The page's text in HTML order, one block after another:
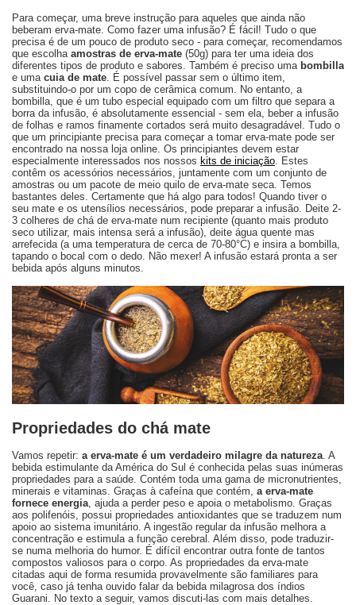
Para começar, uma breve instrução para aqueles que ainda não
beberam erva-mate. Como fazer uma infusão? É fácil! Tudo o que
precisa é de um pouco de produto seco - para começar, recomendamos
que escolha amostras de erva-mate (50g) para ter uma ideia dos
diferentes tipos de produto e sabores. Também é preciso uma bombilla
e uma cuia de mate. É possível passar sem o último item,
substituindo-o por um copo de cerâmica comum. No entanto, a
bombilla, que é um tubo especial equipado com um filtro que separa a
borra da infusão, é absolutamente essencial - sem ela, beber a infusão
de folhas e ramos finamente cortados será muito desagradável. Tudo o
que um principiante precisa para começar a tomar erva-mate pode ser
encontrado na nossa loja online. Os principiantes devem estar
especialmente interessados nos nossos kits de iniciação. Estes
contêm os acessórios necessários, juntamente com um conjunto de
amostras ou um pacote de meio quilo de erva-mate seca. Temos
bastantes deles. Certamente que há algo para todos! Quando tiver o
seu mate e os utensílios necessários, pode preparar a infusão. Deite 2-
3 colheres de chá de erva-mate num recipiente (quanto mais produto
seco utilizar, mais intensa será a infusão), deite água quente mas
arrefecida (a uma temperatura de cerca de 70-80°C) e insira a bombilla,
tapando o bocal com o dedo. Não mexer! A infusão estará pronta a ser
bebida após alguns minutos.
Propriedades do chá mate
Vamos repetir: a erva-mate é um verdadeiro milagre da natureza . A
bebida estimulante da América do Sul é conhecida pelas suas inúmeras
propriedades para a saúde. Contém toda uma gama de micronutrientes,
minerais e vitaminas. Graças à cafeína que contém, a erva-mate
fornece energia , ajuda a perder peso e apoia o metabolismo. Graças
aos polifenóis, possui propriedades antioxidantes que se traduzem num
apoio ao sistema imunitário. A ingestão regular da infusão melhora a
concentração e estimula a função cerebral. Além disso, pode traduzir-
se numa melhoria do humor. É difícil encontrar outra fonte de tantos
compostos valiosos para o corpo. As propriedades da erva-mate
citadas aqui de forma resumida provavelmente são familiares para
você, caso já tenha ouvido falar da bebida milagrosa dos índios
Guarani. No texto a seguir, vamos discuti-las com mais detalhes.